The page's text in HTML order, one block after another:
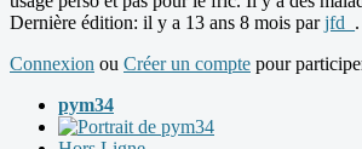
Dernière édition: il y a 13 ans 8 mois parjfd_
Connexion ou Créer un compte pour
pym34